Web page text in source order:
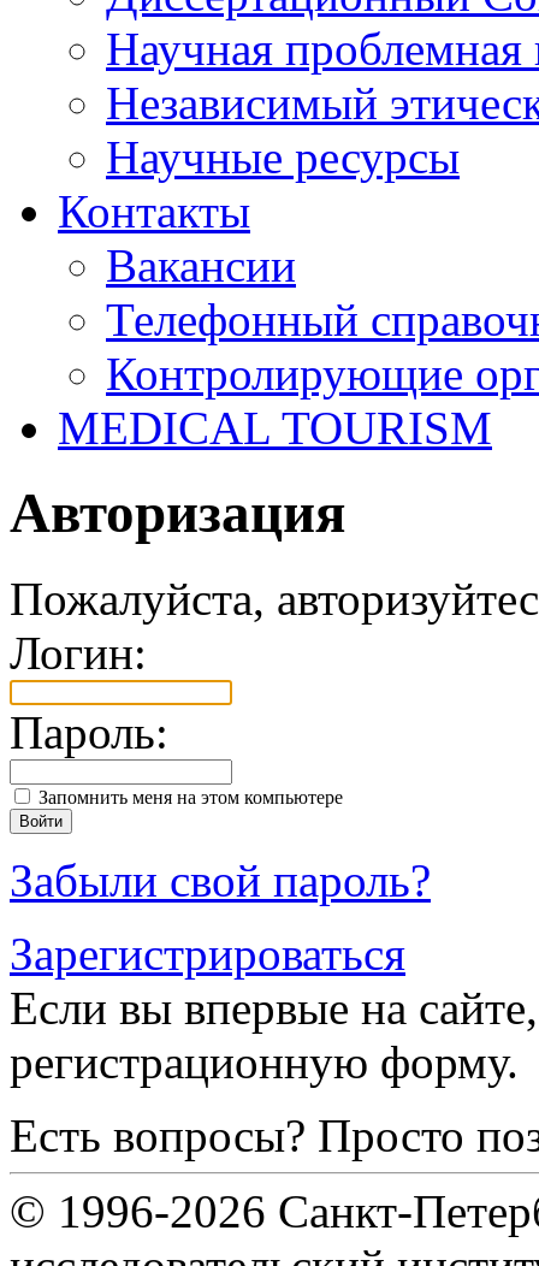
Научная проблемная
Независимый
Научные ресурсы
Контакты
Вакансии
Телефонный
Контролирующие
MEDICAL TOURISM
Авторизация
Пожалуйста,
Логин:
Пароль:
Запомнить меня на этом компьютере
Забыли свой пароль?
Зарегистрироваться
Если вы впервые на
регистрационную форму.
Есть вопросы? Просто
© 1996-2026 Санкт-